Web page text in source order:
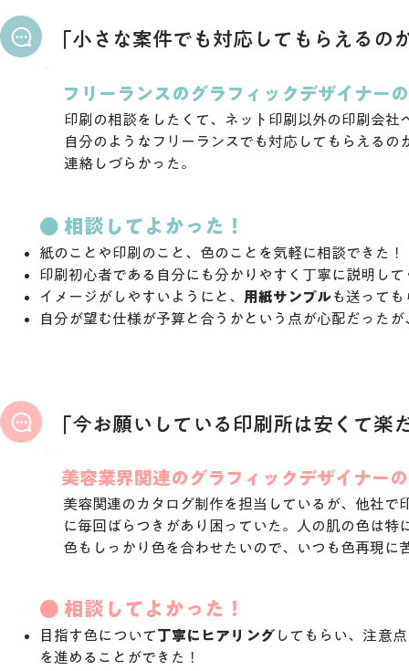
「小さな案件でも対応してもらえるの
フリーランスのグラフィックデザイナー
印刷の相談をしたくて、ネット印刷以外の印刷会社
自分のようなフリーランスでも 対応してもらえるの
連絡しづらかった。
​● 相談してよかった！
紙のことや印刷のこと、色のことを気軽に相談できた！
印刷初心者である自分にも分かりやすく丁寧に説明して
イメージがしやすいようにと、 用紙サンプルも送って
自分が望む仕様が予算と合うかという点が心配だったが
美容業界関連のグラフィックデザイナー
美容関連のカタログ制作を担当しているが、他社で
に毎回ばらつきがあり困っていた。人の肌の色は特
色もしっかり色を合わせたいので、いつも色再現に
​● 相談してよかった！
目指す色について丁寧にヒアリングしてもらい、注意
を進めることができた！
「今お願いしている印刷所は安くて楽